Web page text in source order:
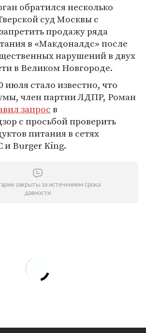
обратился несколько
суд Москвы с
продажу ряда
в «Макдоналдс» после
нарушений в двух
в Великом Новгороде.
июля стало известно, что
член партии ЛДПР, Роман
запросв
с просьбой проверить
питания в сетях
и Burger King.
закрыты за истечением срока
давности